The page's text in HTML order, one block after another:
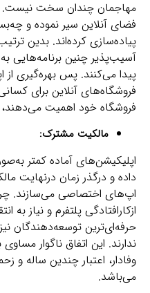
مهاجمان چندان سخت نیست.
فضای آنلاین سیر نموده و
پیاده‌سازی کرده‌اند. بدین
آسیب‌پذیر چنین برنامه‌هایی
پیدا می‌کنند. پس بهره‌گیری از
فروشگاه‌های آنلاین برای
فروشگاه خود اهمیت
مالکیت مشترک:
اپلیکیشن‌های آماده کمتر
داده و درگذر زمان درنهایت
اپ‌های اختصاصی می‌سازند.
ازکارافتادگی پلتفرم و نیاز به
حرفه‌ای‌ترین توسعه‌دهندگان
ندارند. این اتفاق ناگوار
وفادار، اعتبار چندین ساله و
می‌باشد.